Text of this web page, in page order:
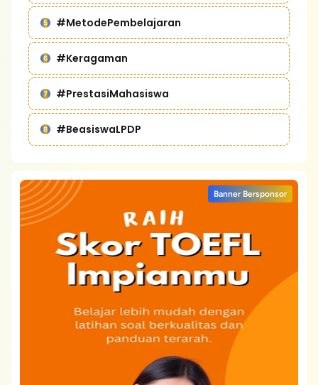
#MetodePembelajaran
#Keragaman
#PrestasiMahasiswa
#BeasiswaLPDP
Banner Bersponsor